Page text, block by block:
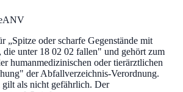
„Spitze oder scharfe Gegenstände mit
die unter 18 02 02 fallen" und gehört zum
humanmedizinischen oder tierärztlichen
" der Abfallverzeichnis-Verordnung.
als nicht gefährlich. Der